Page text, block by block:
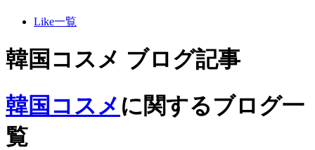
Like一覧
韓国コスメ ブログ記事
韓国コスメ に関するブログ一
覧